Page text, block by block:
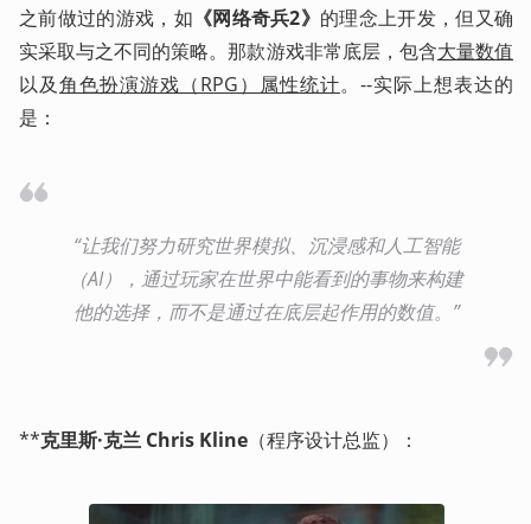
之前做过的游戏，如 《网络奇兵2》 的理念上开发，但又确
实采取与之不同的策略。那款游戏非常底层，包含大量数值
以及角色扮演游戏（RPG）属性统计。--实际上想表达的
是：
“让我们努力研究世界模拟、沉浸感和人工智能
（AI），通过玩家在世界中能看到的事物来构建
他的选择，而不是通过在底层起作用的数值。”
**克里斯·克兰 Chris Kline （程序设计总监）：